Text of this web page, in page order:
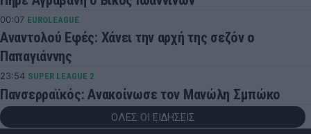
00:07 EUROLEAGUE
Αναντολού Εφές: Χάνει την αρχή της σεζόν ο
Παπαγιάννης
23:54 SUPER LEAGUE 2
Πανσερραϊκός: Ανακοίνωσε τον Μανώλη Σμπώκο
ΟΛΕΣ ΟΙ ΕΙΔΗΣΕΙΣ